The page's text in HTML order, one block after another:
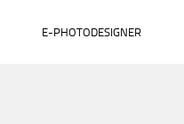
E-PHOTODESIGNER